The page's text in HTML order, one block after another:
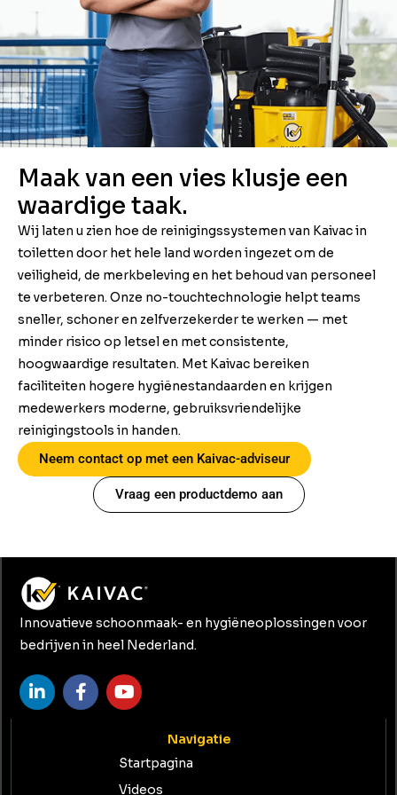
Maak van een vies klusje een
waardige taak.
Wij laten u zien hoe de reinigingssystemen van Kaivac in
toiletten door het hele land worden ingezet om de
veiligheid, de merkbeleving en het behoud van personeel
te verbeteren. Onze no-touchtechnologie helpt teams
sneller, schoner en zelfverzekerder te werken — met
minder risico op letsel en met consistente,
hoogwaardige resultaten. Met Kaivac bereiken
faciliteiten hogere hygiënestandaarden en krijgen
medewerkers moderne, gebruiksvriendelijke
reinigingstools in handen.
Neem contact op met een Kaivac-adviseur
Vraag een productdemo aan
Innovatieve schoonmaak- en hygiëneoplossingen voor
bedrijven in heel Nederland.
Navigatie
Startpagina
Videos